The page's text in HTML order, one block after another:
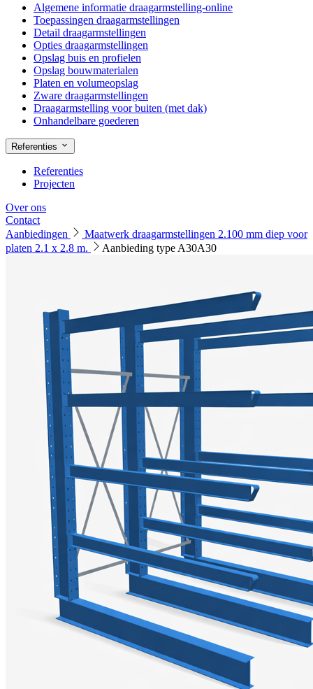
Algemene informatie draagarmstelling-online
Toepassingen draagarmstellingen
Detail draagarmstellingen
Opties draagarmstellingen
Opslag buis en profielen
Opslag bouwmaterialen
Platen en volumeopslag
Zware draagarmstellingen
Draagarmstelling voor buiten (met dak)
Onhandelbare goederen
Referenties
Referenties
Projecten
Over ons
Contact
Aanbiedingen
Maatwerk draagarmstellingen 2.100 mm diep voor
platen 2.1 x 2.8 m.
Aanbieding type A30A30